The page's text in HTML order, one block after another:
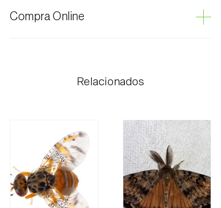
Pinheiro-manso
Compra Online
mais brevemente possível com informação referente
ao valor total da encomenda e dados para
pagamento.
Para qualquer dúvida, contacte-nos:
Telefone:212 333 019
Email:info@biosani.com
Relacionados